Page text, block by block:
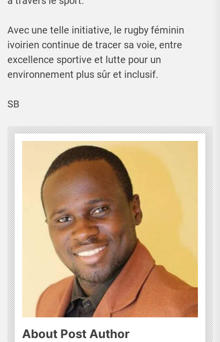
Avec une telle initiative, le rugby féminin
ivoirien continue de tracer sa voie, entre
excellence sportive et lutte pour un
environnement plus sûr et inclusif.
SB
About Post Author